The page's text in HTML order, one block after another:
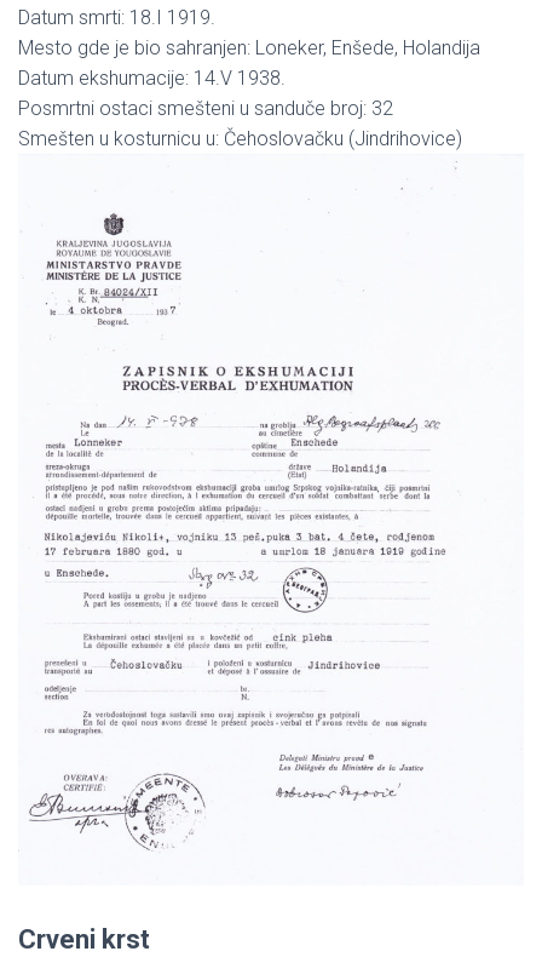
Datum smrti: 18.I 1919.
Mesto gde je bio sahranjen: Loneker, Enšede, Holandija
Datum ekshumacije: 14.V 1938.
Posmrtni ostaci smešteni u sanduče broj: 32
Smešten u kosturnicu u: Čehoslovačku (Jindrihovice)
Crveni krst